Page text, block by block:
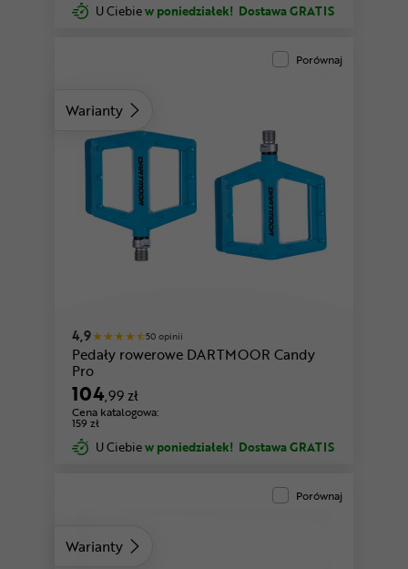
U Ciebiew poniedziałek! Dostawa GRATIS
Warianty
Porównaj
4,9 50 opinii
Pedały rowerowe DARTMOOR Candy
Pro
104,99 zł
Cena katalogowa:
159 zł
U Ciebiew poniedziałek! Dostawa GRATIS
Warianty
Porównaj